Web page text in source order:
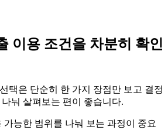
리
할
포
이용 조건을 차분히 확인
택은 단순히 한 가지 장점만 보고 결정
눠 살펴보는 편이 좋습니다.
가능한 범위를 나눠 보는 과정이 중요